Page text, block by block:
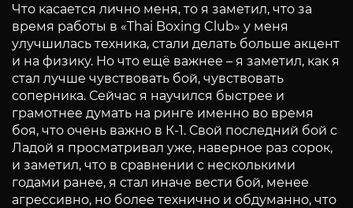
Что касается лично меня, то я заметил, что за
время работы в «Thai Boxing Club» у меня
улучшилась техника, стали делать больше акцент
и на физику. Но что ещё важнее – я заметил, как я
стал лучше чувствовать бой, чувствовать
соперника. Сейчас я научился быстрее и
грамотнее думать на ринге именно во время
боя, что очень важно в К-1. Свой последний бой с
Ладой я просматривал уже, наверное раз сорок,
и заметил, что в сравнении с несколькими
годами ранее, я стал иначе вести бой, менее
агрессивно, но более технично и обдуманно, что